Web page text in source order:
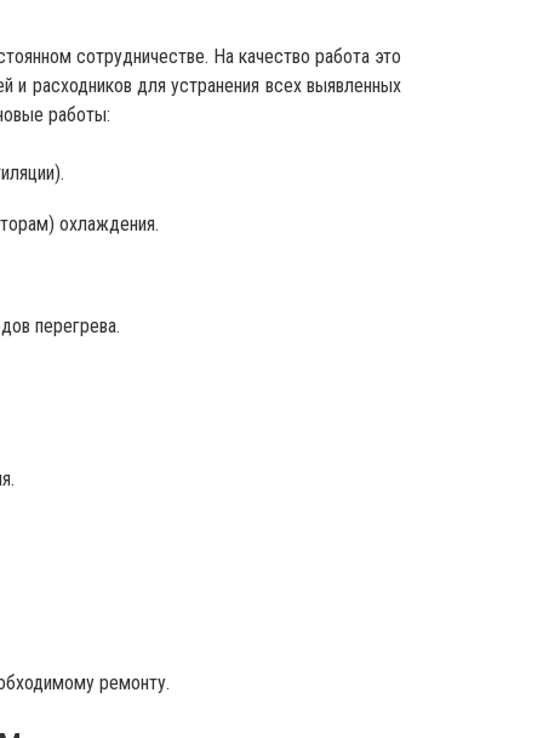
сотрудничестве. На качество работа это
и расходников для устранения всех выявленных
работы:
охлаждения.
перегрева.
ремонту.